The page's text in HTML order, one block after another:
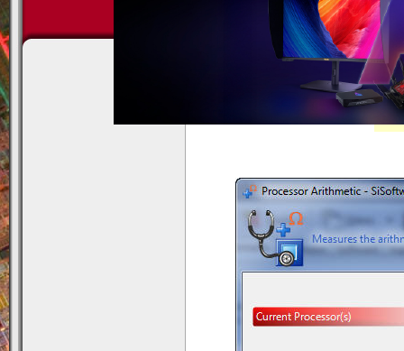
Asus Crosshair IV Extreme
บทความโดย:beerking